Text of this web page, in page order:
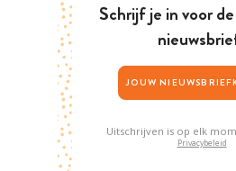
Schrijf je in voor
Uitschrijven is op elk
Privacybeleid